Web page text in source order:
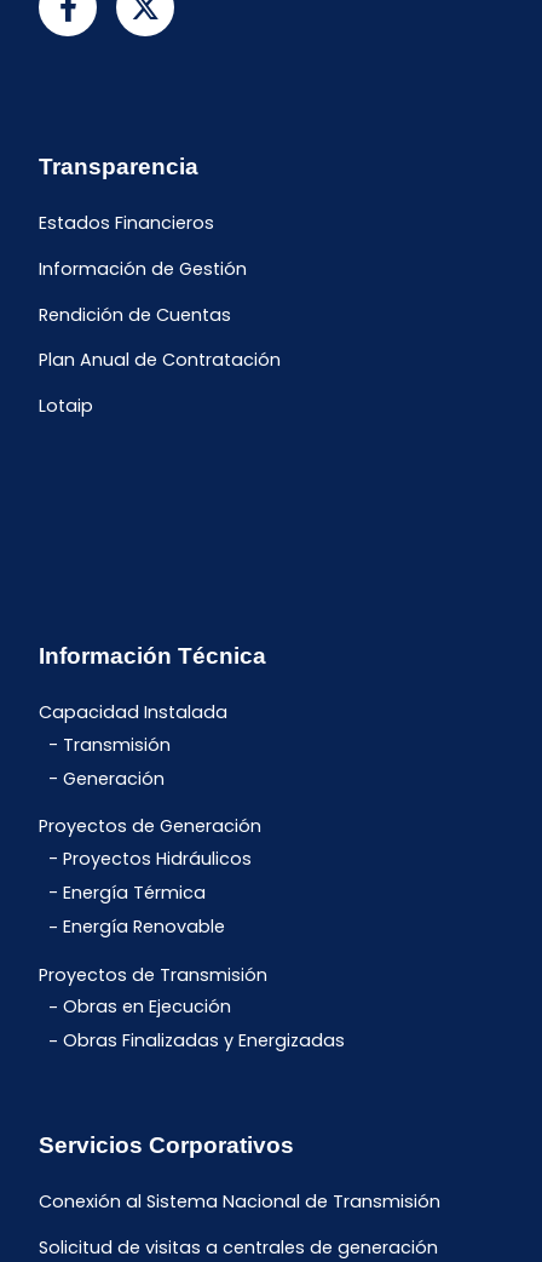
Transparencia
Estados Financieros
Información de Gestión
Rendición de Cuentas
Plan Anual de Contratación
Lotaip
Información Técnica
Capacidad Instalada
Transmisión
Generación
Proyectos de Generación
Proyectos Hidráulicos
Energía Térmica
Energía Renovable
Proyectos de Transmisión
Obras en Ejecución
Obras Finalizadas y Energizadas
Servicios Corporativos
Conexión al Sistema Nacional de Transmisión
Solicitud de visitas a centrales de generación